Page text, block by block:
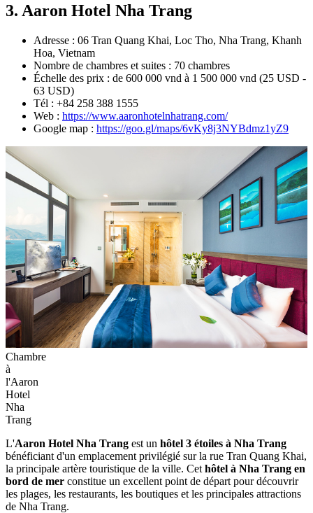
3. Aaron Hotel Nha Trang
Adresse : 06 Tran Quang Khai, Loc Tho, Nha Trang, Khanh
Hoa, Vietnam
Nombre de chambres et suites : 70 chambres
Échelle des prix : de 600 000 vnd à 1 500 000 vnd (25 USD -
63 USD)
Tél : +84 258 388 1555
Web : https://www.aaronhotelnhatrang.com/
Google map : https://goo.gl/maps/6vKy8j3NYBdmz1yZ9
Chambre
à
l'Aaron
Hotel
Nha
Trang
L'Aaron Hotel Nha Trang est un hôtel 3 étoiles à Nha Trang
bénéficiant d'un emplacement privilégié sur la rue Tran Quang Khai,
la principale artère touristique de la ville. Cet hôtel à Nha Trang en
bord de mer constitue un excellent point de départ pour découvrir
les plages, les restaurants, les boutiques et les principales attractions
de Nha Trang.